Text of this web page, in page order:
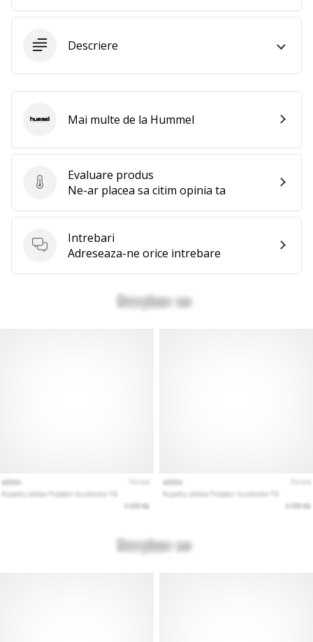
Descriere
Evaluare produs
Evaluare produs
Ne-ar placea sa citim opinia ta
Intrebari
Intrebari
Adreseaza-ne orice intrebare
HummelMai multe de la Hummel